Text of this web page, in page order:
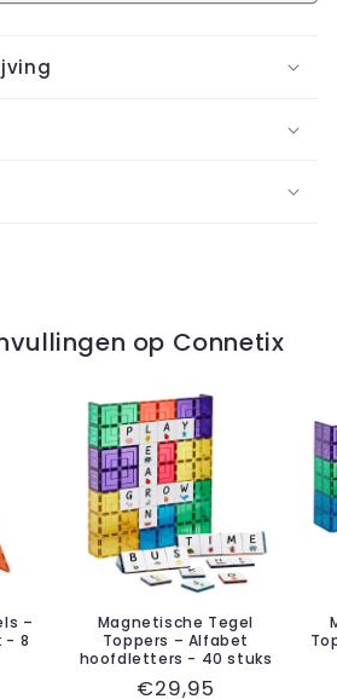
op Connetix
–
- 8
Magnetische Tegel
Toppers – Alfabet
hoofdletters - 40 stuks
Normale
€29,95